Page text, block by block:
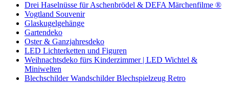
Drei Haselnüsse für Aschenbrödel & DEFA Märchenfilme ®
Vogtland Souvenir
Glaskugelgehänge
Gartendeko
Oster & Ganzjahresdeko
LED Lichterketten und Figuren
Weihnachtsdeko fürs Kinderzimmer | LED Wichtel &
Miniwelten
Blechschilder Wandschilder Blechspielzeug Retro